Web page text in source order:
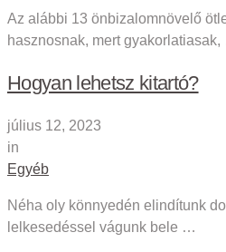
Az alábbi 13 önbizalomnövelő
hasznosnak, mert
Hogyan lehetsz kitartó?
július 12, 2023
in
Egyéb
Néha oly könnyedén elindítunk
lelkesedéssel vágunk bele …